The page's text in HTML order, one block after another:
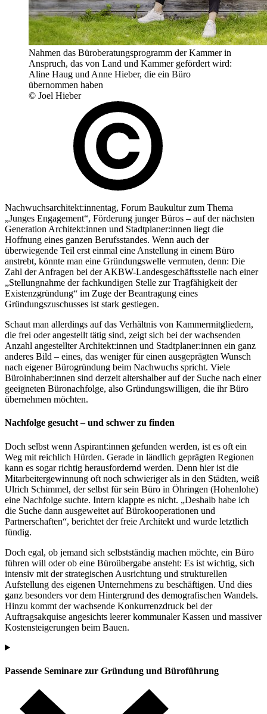
Nahmen das Büroberatungsprogramm der Kammer in
Anspruch, das von Land und Kammer gefördert wird:
Aline Haug und Anne Hieber, die ein Büro
übernommen haben
© Joel Hieber
Nachwuchsarchitekt:innentag, Forum Baukultur zum Thema
„Junges Engagement“, Förderung junger Büros – auf der nächsten
Generation Architekt:innen und Stadtplaner:innen liegt die
Hoffnung eines ganzen Berufsstandes. Wenn auch der
überwiegende Teil erst einmal eine Anstellung in einem Büro
anstrebt, könnte man eine Gründungswelle vermuten, denn: Die
Zahl der Anfragen bei der AKBW-Landesgeschäftsstelle nach einer
„Stellungnahme der fachkundigen Stelle zur Tragfähigkeit der
Existenzgründung“ im Zuge der Beantragung eines
Gründungszuschusses ist stark gestiegen.
Schaut man allerdings auf das Verhältnis von Kammermitgliedern,
die frei oder angestellt tätig sind, zeigt sich bei der wachsenden
Anzahl angestellter Architekt:innen und Stadtplaner:innen ein ganz
anderes Bild – eines, das weniger für einen ausgeprägten Wunsch
nach eigener Bürogründung beim Nachwuchs spricht. Viele
Büroinhaber:innen sind derzeit altershalber auf der Suche nach einer
geeigneten Büronachfolge, also Gründungswilligen, die ihr Büro
übernehmen möchten.
Nachfolge gesucht – und schwer zu finden
Doch selbst wenn Aspirant:innen gefunden werden, ist es oft ein
Weg mit reichlich Hürden. Gerade in ländlich geprägten Regionen
kann es sogar richtig herausfordernd werden. Denn hier ist die
Mitarbeitergewinnung oft noch schwieriger als in den Städten, weiß
Ulrich Schimmel, der selbst für sein Büro in Öhringen (Hohenlohe)
eine Nachfolge suchte. Intern klappte es nicht. „Deshalb habe ich
die Suche dann ausgeweitet auf Bürokooperationen und
Partnerschaften“, berichtet der freie Architekt und wurde letztlich
fündig.
Doch egal, ob jemand sich selbstständig machen möchte, ein Büro
führen will oder ob eine Büroübergabe ansteht: Es ist wichtig, sich
intensiv mit der strategischen Ausrichtung und strukturellen
Aufstellung des eigenen Unternehmens zu beschäftigen. Und dies
ganz besonders vor dem Hintergrund des demografischen Wandels.
Hinzu kommt der wachsende Konkurrenzdruck bei der
Auftragsakquise angesichts leerer kommunaler Kassen und massiver
Kostensteigerungen beim Bauen.
Passende Seminare zur Gründung und Büroführung